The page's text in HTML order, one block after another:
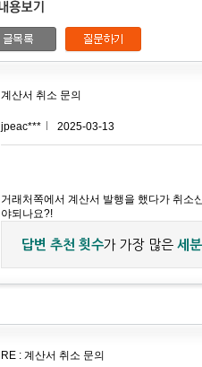
계산서 취소 문의
jpeac*** 2025-03-13
거래처쪽에서 계산서 발행을 했다가 취소
야되나요?!
답변 추천 횟수가 가장 많은 세
RE : 계산서 취소 문의